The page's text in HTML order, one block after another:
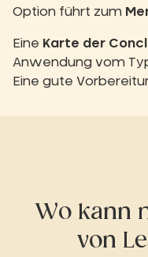
Option führt zum
Eine Karte der
Anwendung vom
Eine gute
Wo kann
von